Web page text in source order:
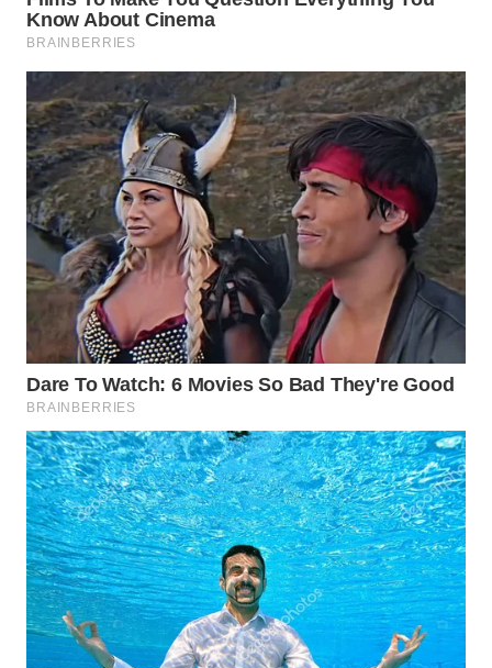
WN
TINGGI
WN
PAKPAK
WN
KARAWANG
WN
BEKASI
WN
BOGOR
WN
DEPOK
WN
TAPANULI
UTARA
WN